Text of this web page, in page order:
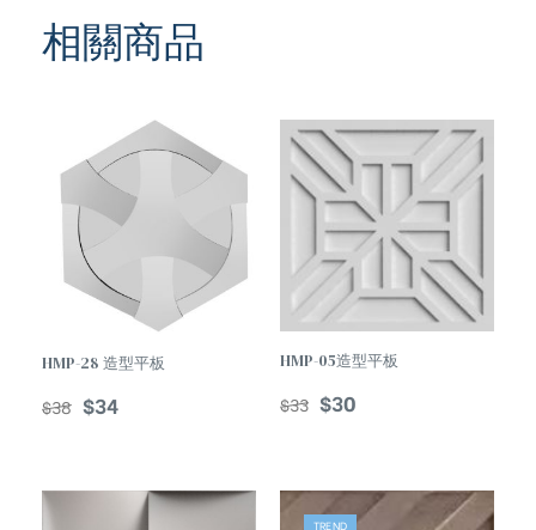
相關商品
HMP-28 造型平板
$38 $34
HMP-05造型平板
$33 $30
TREND